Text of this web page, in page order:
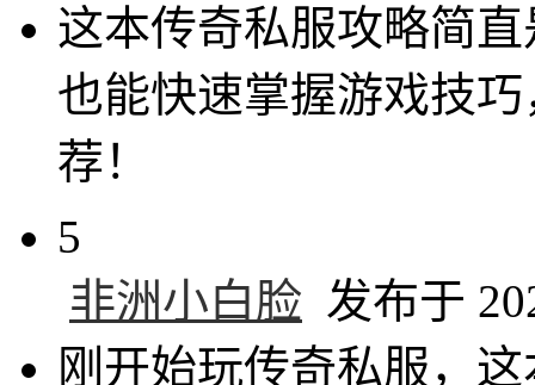
这本传奇私服攻略简
也能快速掌握游戏技
荐！
5
非洲小白脸 发布于
刚开始玩传奇私服，